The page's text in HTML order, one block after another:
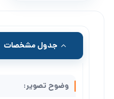
جدول مشخصات
وضوح تصویر: